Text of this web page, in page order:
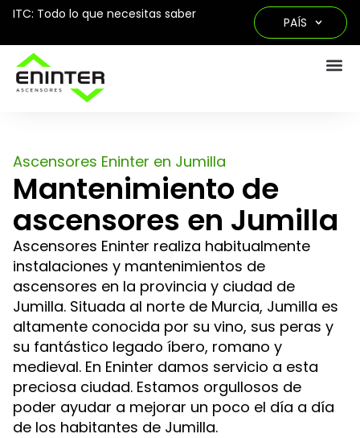
ITC: Todo lo que necesitas saber
PAÍS
Ascensores Eninter en Jumilla
Mantenimiento de
ascensores en Jumilla
Ascensores Eninter realiza habitualmente
instalaciones y mantenimientos de
ascensores en la provincia y ciudad de
Jumilla. Situada al norte de Murcia, Jumilla es
altamente conocida por su vino, sus peras y
su fantástico legado íbero, romano y
medieval. En Eninter damos servicio a esta
preciosa ciudad. Estamos orgullosos de
poder ayudar a mejorar un poco el día a día
de los habitantes de Jumilla.